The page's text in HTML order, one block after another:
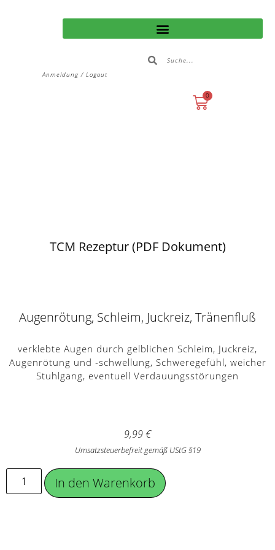
Anmeldung / Logout
0
TCM Rezeptur (PDF Dokument)
Augenrötung, Schleim, Juckreiz, Tränenfluß
verklebte Augen durch gelblichen Schleim, Juckreiz,
Augenrötung und -schwellung, Schweregefühl, weicher
Stuhlgang, eventuell Verdauungsstörungen
9,99€
Umsatzsteuerbefreit gemäß UStG §19
In den Warenkorb